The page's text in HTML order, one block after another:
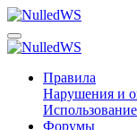
Правила
Нарушения и
Форумы